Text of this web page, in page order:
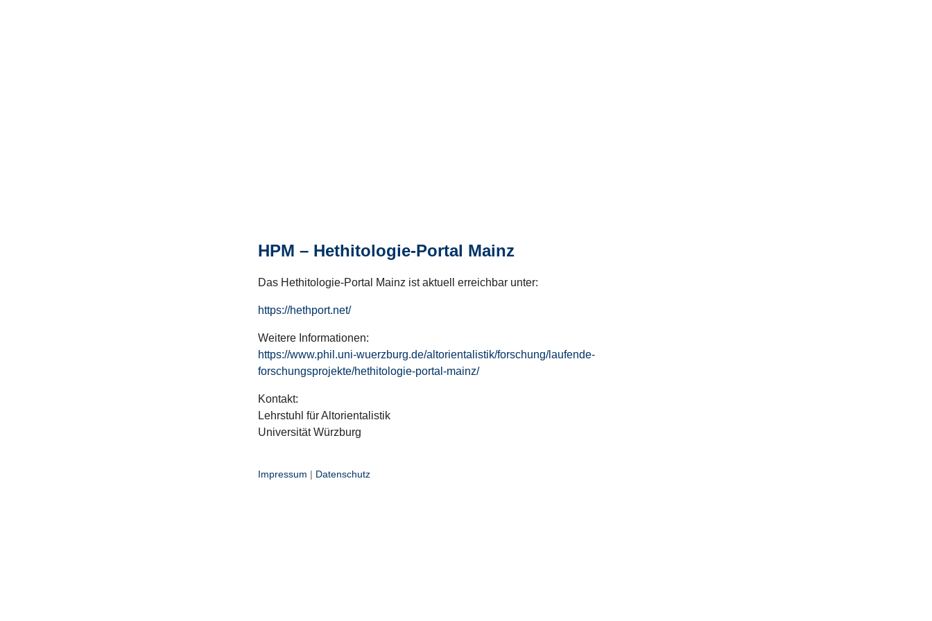
HPM – Hethitologie-Portal Mainz
Das Hethitologie-Portal Mainz ist aktuell erreichbar unter:
https://hethport.net/
Weitere Informationen:
https://www.phil.uni-wuerzburg.de/altorientalistik/forschung/laufende-
forschungsprojekte/hethitologie-portal-mainz/
Kontakt:
Lehrstuhl für Altorientalistik
Universität Würzburg
Impressum | Datenschutz